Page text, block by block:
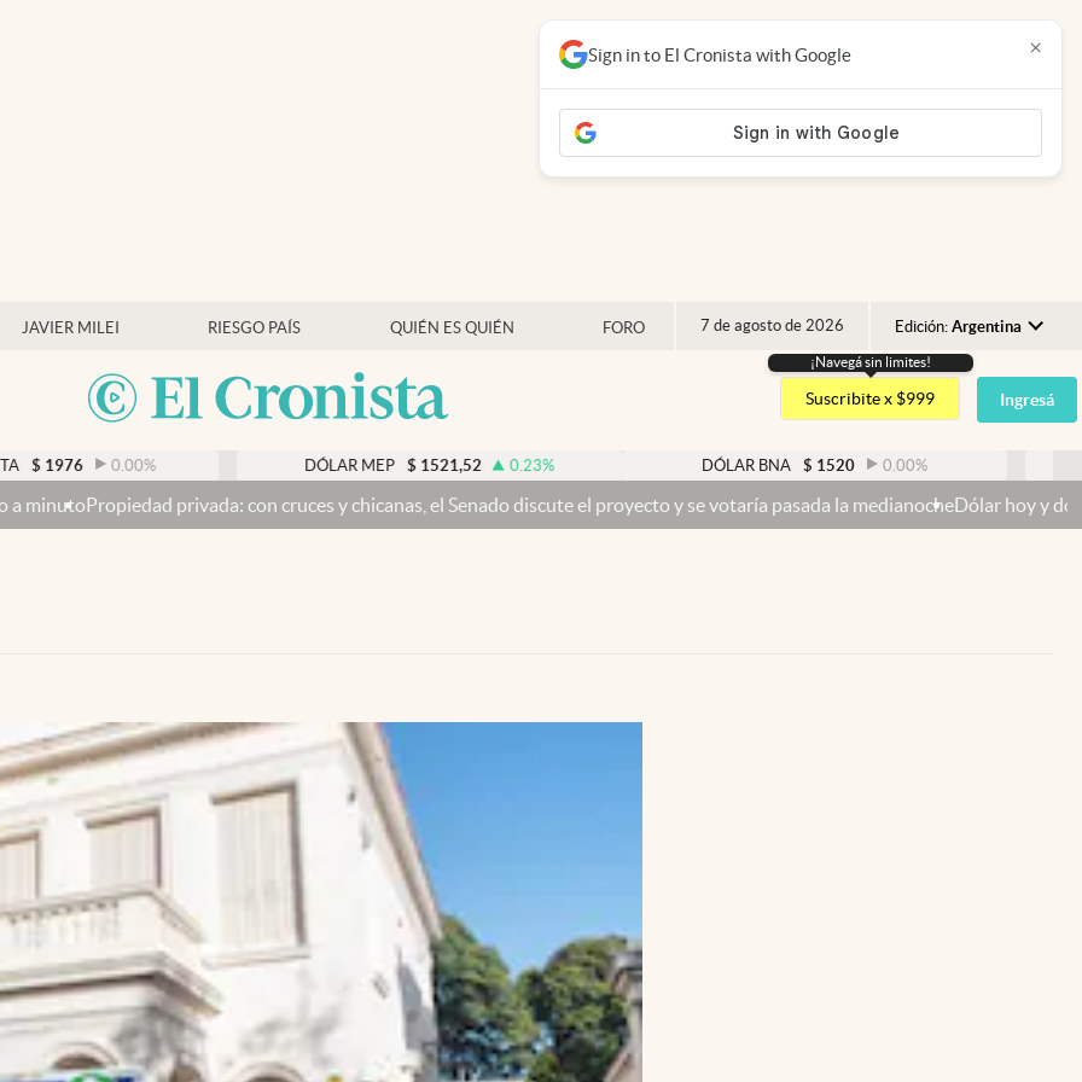
JAVIER MILEI RIESGO PAÍS QUIÉN ES QUIÉN FORO 7 de agosto de 2026 Edición: Argentina
Argentina
España
USA
¡Navegá sin limites!
Suscribite x $999 Ingresá
0.00% DÓLAR MEP $ 1521,52 0.23% DÓLAR BNA $ 1520 0.00%
privada: con cruces y chicanas, el Senado discute el proyecto y se votaría pasada la medianocheDólar hoy y dólar blue hoy:
Sign in to El Cronista with Google ×